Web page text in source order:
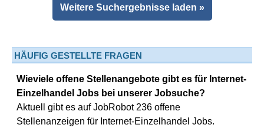
Weitere Suchergebnisse laden »
HÄUFIG GESTELLTE FRAGEN
Wieviele offene Stellenangebote gibt es für Internet-
Einzelhandel Jobs bei unserer Jobsuche?
Aktuell gibt es auf JobRobot 236 offene
Stellenanzeigen für Internet-Einzelhandel Jobs.